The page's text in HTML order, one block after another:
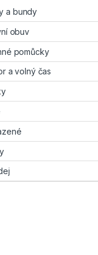
a bundy
obuv
pomůcky
a volný čas